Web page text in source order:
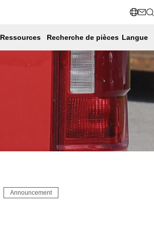
Ressources Recherche de pièces Langue
Announcement